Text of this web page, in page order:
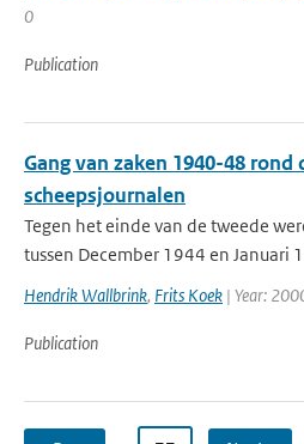
0
Publication
Gang van zaken 1940-48 rond
scheepsjournalen
Tegen het einde van de tweede
tussen December 1944 en Januari
Hendrik Wallbrink, Frits Koek | Year:
Publication